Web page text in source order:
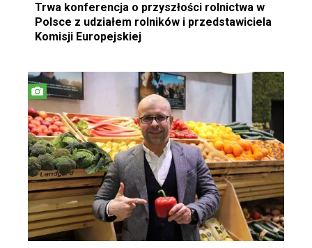
Trwa konferencja o przyszłości rolnictwa w
Polsce z udziałem rolników i przedstawiciela
Komisji Europejskiej